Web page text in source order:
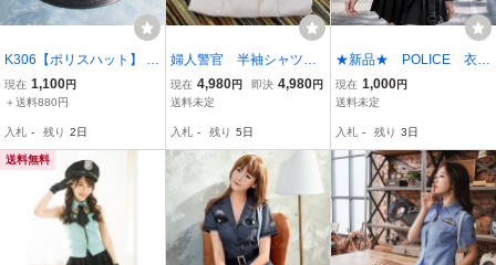
K306【ポリスハット】 頭
囲約58cm 帽子 キャップ
警察 警官 コスプレ クリ
ウィン ★
現在 1,100円
＋送料880円
入札 - 残り 2日
婦人警官 半袖シャツ
ドイ○警官？
現在 4,980円 即決 4,980円
送料未定
入札 - 残り 5日
★新品★ POLICE 衣
装 コスプレ CP12254
現在 1,000円
送料未定
入札 - 残り 3日
送料無料